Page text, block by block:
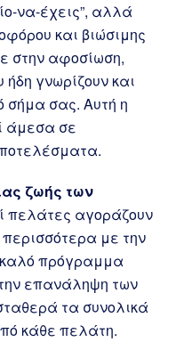
να-έχεις”, αλλά
και βιώσιμης
στην αφοσίωση,
γνωρίζουν και
σήμα σας. Αυτή η
άμεσα σε
ζωής των
πελάτες αγοράζουν
με την
πρόγραμμα
επανάληψη των
τα συνολικά
κάθε πελάτη.